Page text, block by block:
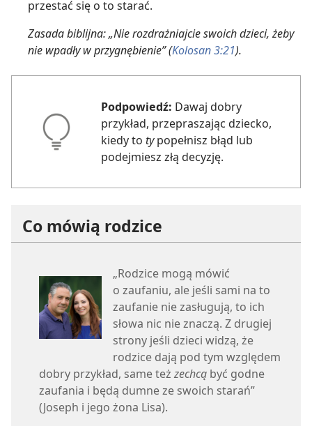
przestać się o to starać.
Zasada biblijna: „Nie rozdrażniajcie swoich dzieci, żeby
nie wpadły w przygnębienie” (Kolosan 3:21).
Podpowiedź: Dawaj dobry
przykład, przepraszając dziecko,
kiedy to typopełnisz błąd lub
podejmiesz złą decyzję.
Co mówią rodzice
„Rodzice mogą mówić
o zaufaniu, ale jeśli sami na to
zaufanie nie zasługują, to ich
słowa nic nie znaczą. Z drugiej
strony jeśli dzieci widzą, że
rodzice dają pod tym względem
dobry przykład, same też zechcą być godne
zaufania i będą dumne ze swoich starań”
(Joseph i jego żona Lisa).